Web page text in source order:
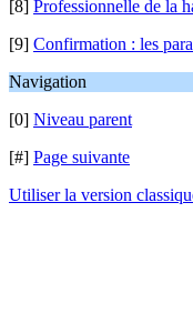
[8] Professionnelle de la
[9] Confirmation : les
Navigation
[0] Niveau parent
[#] Page suivante
Utiliser la version